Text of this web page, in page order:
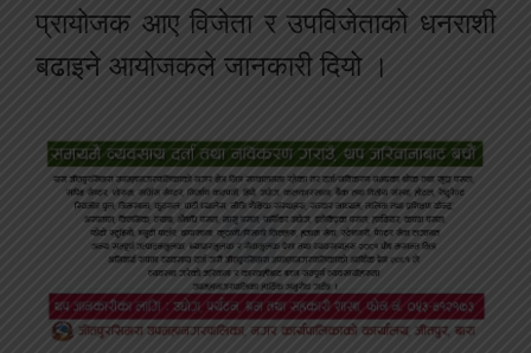
प्रायोजक आए विजेता र उपविजेताको धनराशी
बढाइने आयोजकले जानकारी दियो ।